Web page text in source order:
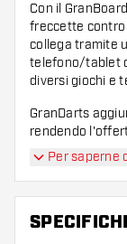
Con il
freccette contro
collega tramite
telefono/tablet
diversi giochi e
GranDarts
rendendo
Il GranBoard
anche offline,
contro il
Compatibilità
Per saperne